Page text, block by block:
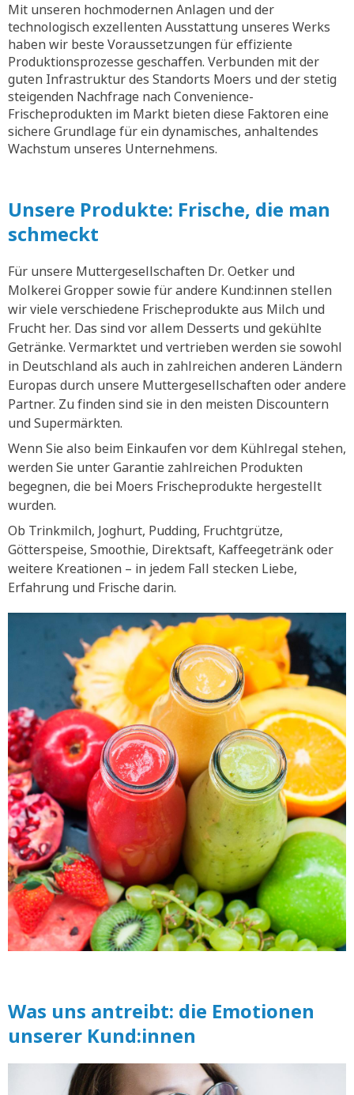
Mit unseren hochmodernen Anlagen und der
technologisch exzellenten Ausstattung unseres Werks
haben wir beste Voraussetzungen für effiziente
Produktionsprozesse geschaffen. Verbunden mit der
guten Infrastruktur des Standorts Moers und der stetig
steigenden Nachfrage nach Convenience-
Frischeprodukten im Markt bieten diese Faktoren eine
sichere Grundlage für ein dynamisches, anhaltendes
Wachstum unseres Unternehmens.
Unsere Produkte: Frische, die man
schmeckt
Für unsere Muttergesellschaften Dr. Oetker und
Molkerei Gropper sowie für andere Kund:innen stellen
wir viele verschiedene Frischeprodukte aus Milch und
Frucht her. Das sind vor allem Desserts und gekühlte
Getränke. Vermarktet und vertrieben werden sie sowohl
in Deutschland als auch in zahlreichen anderen Ländern
Europas durch unsere Muttergesellschaften oder andere
Partner. Zu finden sind sie in den meisten Discountern
und Supermärkten.
Wenn Sie also beim Einkaufen vor dem Kühlregal stehen,
werden Sie unter Garantie zahlreichen Produkten
begegnen, die bei Moers Frischeprodukte hergestellt
wurden.
Ob Trinkmilch, Joghurt, Pudding, Fruchtgrütze,
Götterspeise, Smoothie, Direktsaft, Kaffeegetränk oder
weitere Kreationen – in jedem Fall stecken Liebe,
Erfahrung und Frische darin.
Was uns antreibt: die Emotionen
unserer Kund:innen